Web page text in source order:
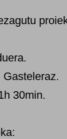
30min.